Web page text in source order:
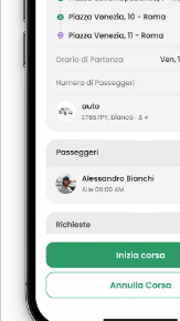
Aiuta i
spostamenti
Facilitare il
basso costo
dai dipendenti.
Monitora
I dati generati
utilizzati per:
Piani
Reporting di
Percorsi